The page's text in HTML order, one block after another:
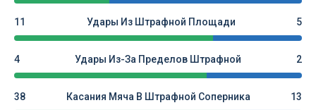
11 Удары Из Штрафной Площади 5
4 Удары Из-За Пределов Штрафной 2
38 Касания Мяча В Штрафной Соперника 13